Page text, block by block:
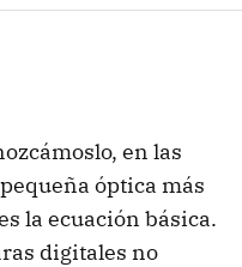
en las
óptica más
la ecuación básica.
digitales no